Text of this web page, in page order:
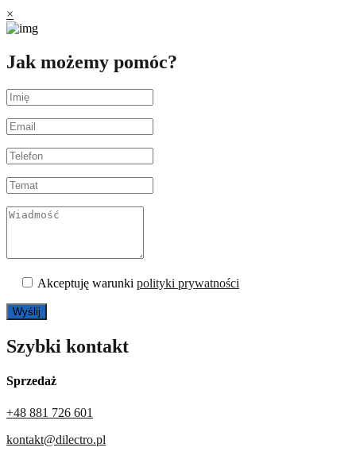
×
Jak możemy pomóc?
Akceptuję warunki polityki prywatności
Szybki kontakt
Sprzedaż
+48 881 726 601
kontakt@dilectro.pl